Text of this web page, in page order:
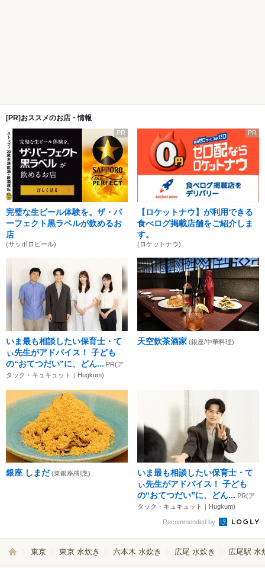
[PR]おススメのお店・情報
PR
完璧な生ビール体験を。ザ・パ
ーフェクト黒ラベルが飲めるお
店
(サッポロビール)
PR
【ロケットナウ】が利用できる
食べログ掲載店舗をご紹介しま
す。
(ロケットナウ)
いま最も相談したい保育士・て
ぃ先生がアドバイス！ 子ども
の“おてつだい”に、どん... PR(ア
タック・キュキュット｜Hugkum)
天空飲茶酒家 (銀座/中華料理)
銀座 しまだ (東銀座/割烹)
いま最も相談したい保育士・て
ぃ先生がアドバイス！ 子ども
の“おてつだい”に、どん... PR(ア
タック・キュキュット｜Hugkum)
Recommended by
東京 東京 水炊き 六本木 水炊き 広尾 水炊き 広尾駅 水